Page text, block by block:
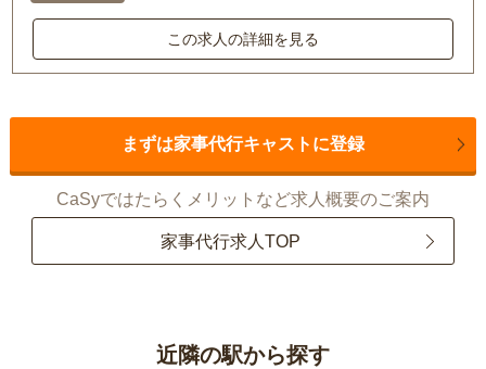
この求人の詳細を見る
まずは家事代行キャストに登録
CaSyではたらくメリットなど求人概要のご案内
家事代行求人TOP
近隣の駅から探す